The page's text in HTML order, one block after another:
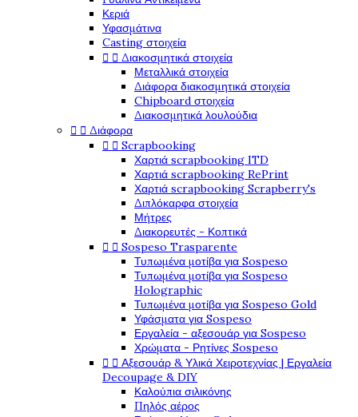
Κεριά
Υφασμάτινα
Casting στοιχεία
  Διακοσμητικά στοιχεία
Μεταλλικά στοιχεία
Διάφορα διακοσμητικά στοιχεία
Chipboard στοιχεία
Διακοσμητικά λουλούδια
  Διάφορα
  Scrapbooking
Χαρτιά scrapbooking ITD
Χαρτιά scrapbooking RePrint
Χαρτιά scrapbooking Scrapberry's
Διπλόκαρφα στοιχεία
Μήτρες
Διακορευτές - Κοπτικά
  Sospeso Trasparente
Τυπωμένα μοτίβα για Sospeso
Τυπωμένα μοτίβα για Sospeso
Holographic
Τυπωμένα μοτίβα για Sospeso Gold
Υφάσματα για Sospeso
Εργαλεία - αξεσουάρ για Sospeso
Χρώματα - Ρητίνες Sospeso
  Αξεσουάρ & Υλικά Χειροτεχνίας | Εργαλεία
Decoupage & DIY
Καλούπια σιλικόνης
Πηλός αέρος